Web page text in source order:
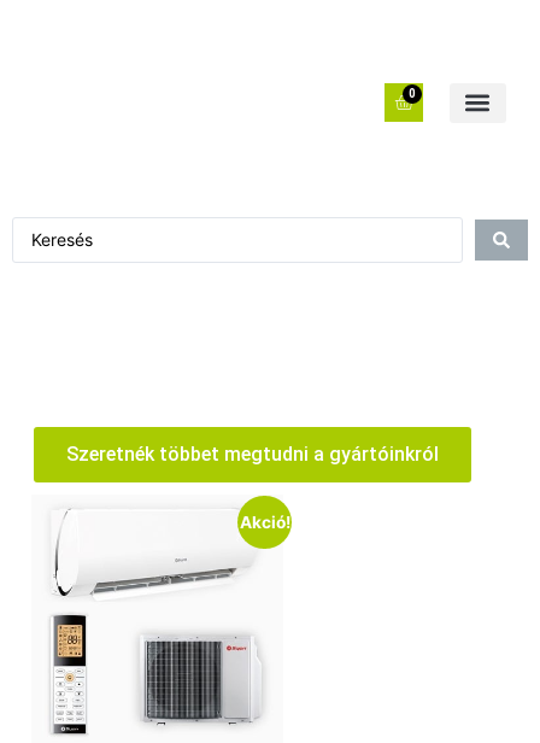
0
Szeretnék többet megtudni a gyártóinkról
Akció!